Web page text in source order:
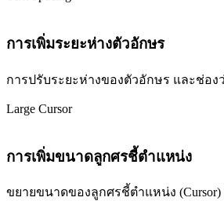
การเพิ่มระยะห่างตัวอักษร
การปรับระยะห่างของตัวอักษร และช่อ
Large Cursor
การเพิ่มขนาดลูกศรชี้ตำแหน่ง
ขยายขนาดของลูกศรชี้ตำแหน่ง